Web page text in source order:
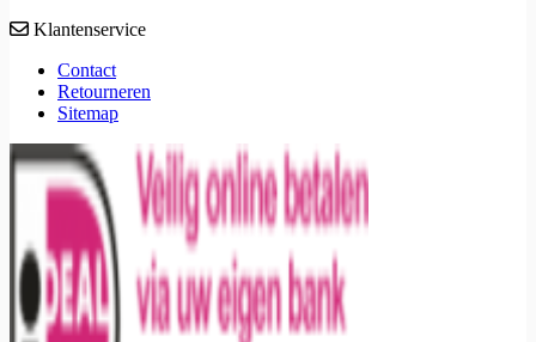
Klantenservice
Contact
Retourneren
Sitemap